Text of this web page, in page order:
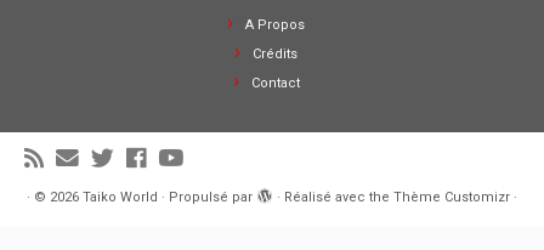
A Propos
Crédits
Contact
· © 2026 Taiko World · Propulsé par · Réalisé avec the Thème Customizr ·